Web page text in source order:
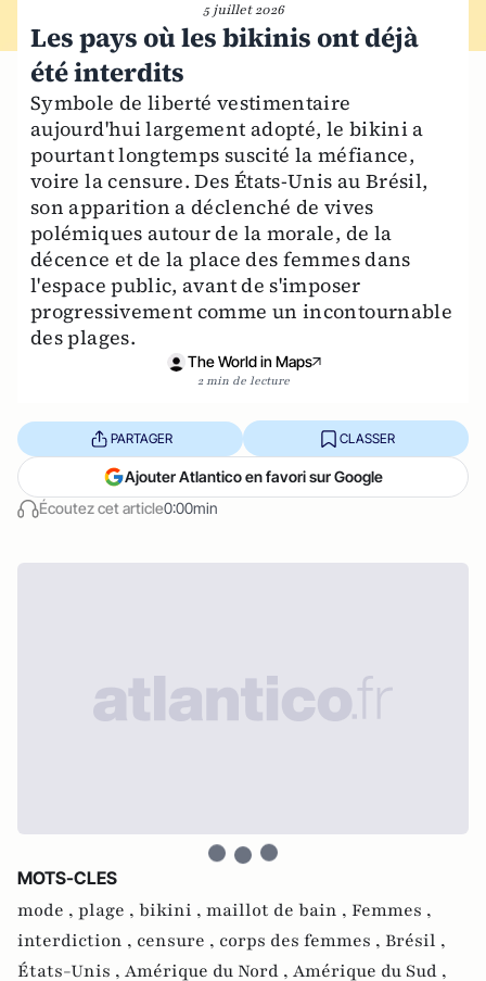
5 juillet 2026
Les pays où les bikinis ont déjà
été interdits
Symbole de liberté vestimentaire
aujourd'hui largement adopté, le bikini a
pourtant longtemps suscité la méfiance,
voire la censure. Des États-Unis au Brésil,
son apparition a déclenché de vives
polémiques autour de la morale, de la
décence et de la place des femmes dans
l'espace public, avant de s'imposer
progressivement comme un incontournable
des plages.
The World in Maps
2 min de lecture
Écoutez cet article0:00min
PARTAGER CLASSER
Ajouter Atlantico en favori sur Google
MOTS-CLES
mode , plage , bikini , maillot de bain , Femmes ,
interdiction , censure , corps des femmes , Brésil ,
États-Unis , Amérique du Nord , Amérique du Sud ,